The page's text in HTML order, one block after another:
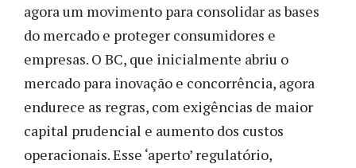
agora um movimento para consolidar as bases
do mercado e proteger consumidores e
empresas. O BC, que inicialmente abriu o
mercado para inovação e concorrência, agora
endurece as regras, com exigências de maior
capital prudencial e aumento dos custos
operacionais. Esse ‘aperto’ regulatório,